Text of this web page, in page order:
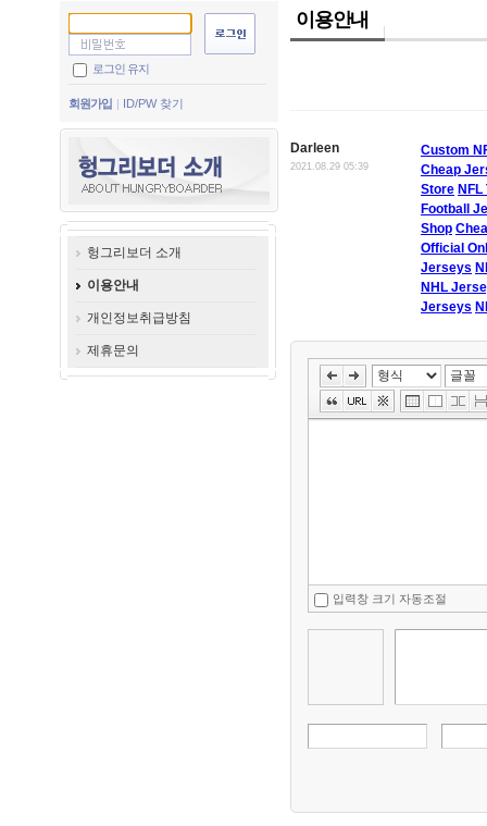
로그인 유지
회원가입 ID/PW 찾기
헝그리보더 소개
이용안내
개인정보취급방침
제휴문의
이용안내
Darleen
2021.08.29 05:39
Custom
Cheap
Store NFL
Football
Shop
Official
Jerseys
NHL
Jerseys
입력창 크기 자동조절